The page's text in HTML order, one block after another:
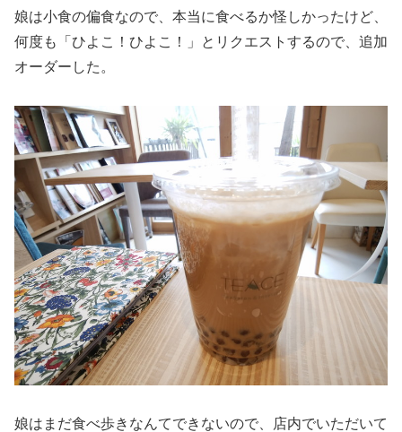
娘は小食の偏食なので、本当に食べるか怪しかったけど、
何度も「ひよこ！ひよこ！」とリクエストするので、追加
オーダーした。
娘はまだ食べ歩きなんてできないので、店内でいただいて